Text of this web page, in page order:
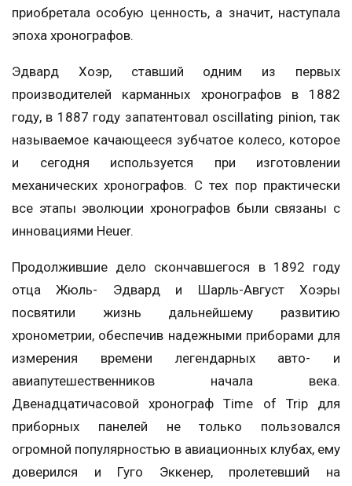
приобретала особую ценность, а значит, наступала
эпоха хронографов.
Эдвард Хоэр, ставший одним из первых
производителей карманных хронографов в 1882
году, в 1887 году запатентовал oscillating pinion, так
называемое качающееся зубчатое колесо, которое
и сегодня используется при изготовлении
механических хронографов. С тех пор практически
все этапы эволюции хронографов были связаны с
инновациями Heuer.
Продолжившие дело скончавшегося в 1892 году
отца Жюль- Эдвард и Шарль-Август Хоэры
посвятили жизнь дальнейшему развитию
хронометрии, обеспечив надежными приборами для
измерения времени легендарных авто- и
авиапутешественников начала века.
Двенадцатичасовой хронограф Time of Trip для
приборных панелей не только пользовался
огромной популярностью в авиационных клубах, ему
доверился и Гуго Эккенер, пролетевший на